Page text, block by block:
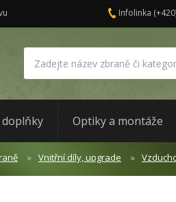
Infolinka
Optiky a montáže
Vnitřní díly, upgrade